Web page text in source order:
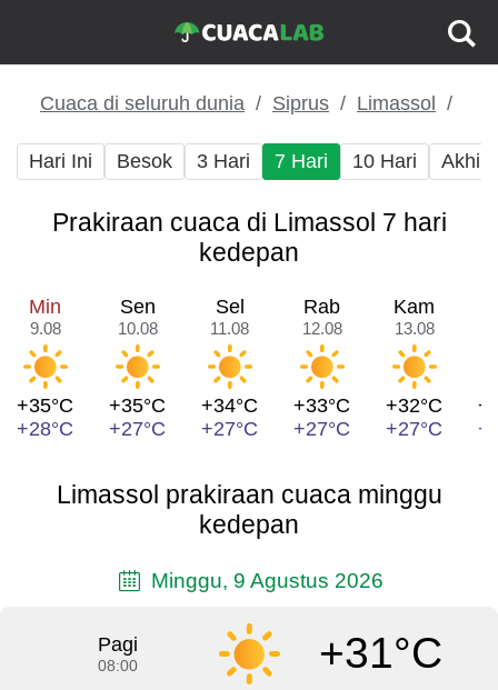
Cuaca di seluruh dunia Siprus Limassol
Hari Ini Besok 3 Hari 7 Hari 10 Hari Akhir
Prakiraan cuaca di Limassol 7 hari
kedepan
Min
9.08
+35°C
+28°C
Sen
10.08
+35°C
+27°C
Sel
11.08
+34°C
+27°C
Rab
12.08
+33°C
+27°C
Kam
13.08
+32°C
+27°C
Limassol prakiraan cuaca minggu
kedepan
Minggu, 9 Agustus 2026
Pagi
08:00 +31°C